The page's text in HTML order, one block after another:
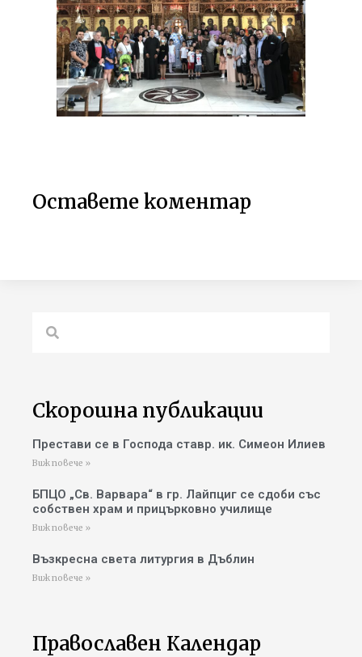
Оставете коментар
Скорошна публикации
Престави се в Господа ставр. ик. Симеон Илиев
Виж повече »
БПЦО „Св. Варвара“ в гр. Лайпциг се сдоби със
собствен храм и прицърковно училище
Виж повече »
Възкресна света литургия в Дъблин
Виж повече »
Православен Календар